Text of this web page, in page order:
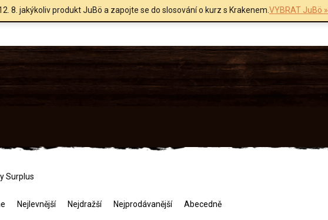
8. jakýkoliv produkt JuBö a zapojte se do slosování o kurz s Krakenem.VYBRAT JuBö »
Surplus
Nejlevnější Nejdražší Nejprodávanější Abecedně